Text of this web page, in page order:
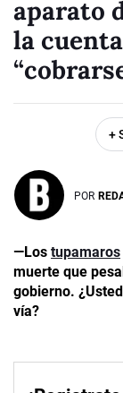
aparato
la
+
POR
—Los tupamaros
muerte que
gobierno.
vía?